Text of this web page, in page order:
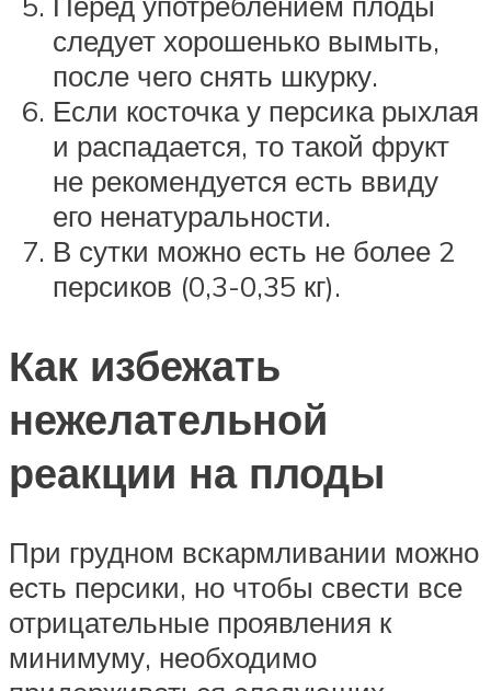
следует хорошенько вымыть,
после чего снять шкурку.
Если косточка у персика рыхлая
и распадается, то такой фрукт
не рекомендуется есть ввиду
его ненатуральности.
В сутки можно есть не более 2
персиков (0,3-0,35 кг).
Как избежать
нежелательной
реакции на плоды
При грудном вскармливании можно
есть персики, но чтобы свести все
отрицательные проявления к
минимуму, необходимо